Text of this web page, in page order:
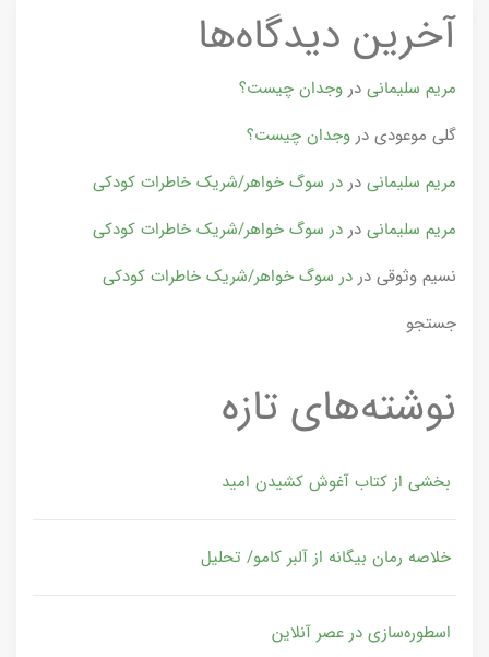
آخرین دیدگاه‌ها
مریم سلیمانی در وجدان چیست؟
گلی موعودی در وجدان چیست؟
مریم سلیمانی در در سوگ خواهر/شریک خاطرات کودکی
مریم سلیمانی در در سوگ خواهر/شریک خاطرات کودکی
نسیم وثوقی در در سوگ خواهر/شریک خاطرات کودکی
جستجو
نوشته‌های تازه
بخشی از کتاب آغوش کشیدن امید
خلاصه رمان بیگانه از آلبر کامو/ تحلیل
اسطوره‌سازی در عصر آنلاین